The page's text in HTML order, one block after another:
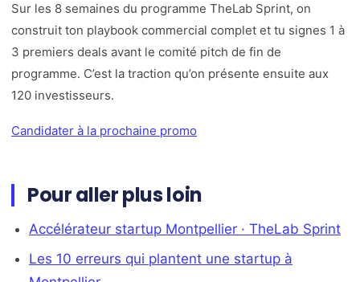
Sur les 8 semaines du programme TheLab Sprint, on
construit ton playbook commercial complet et tu signes 1 à
3 premiers deals avant le comité pitch de fin de
programme. C’est la traction qu’on présente ensuite aux
120 investisseurs.
Candidater à la prochaine promo
Pour aller plus loin
Accélérateur startup Montpellier · TheLab Sprint
Les 10 erreurs qui plantent une startup à